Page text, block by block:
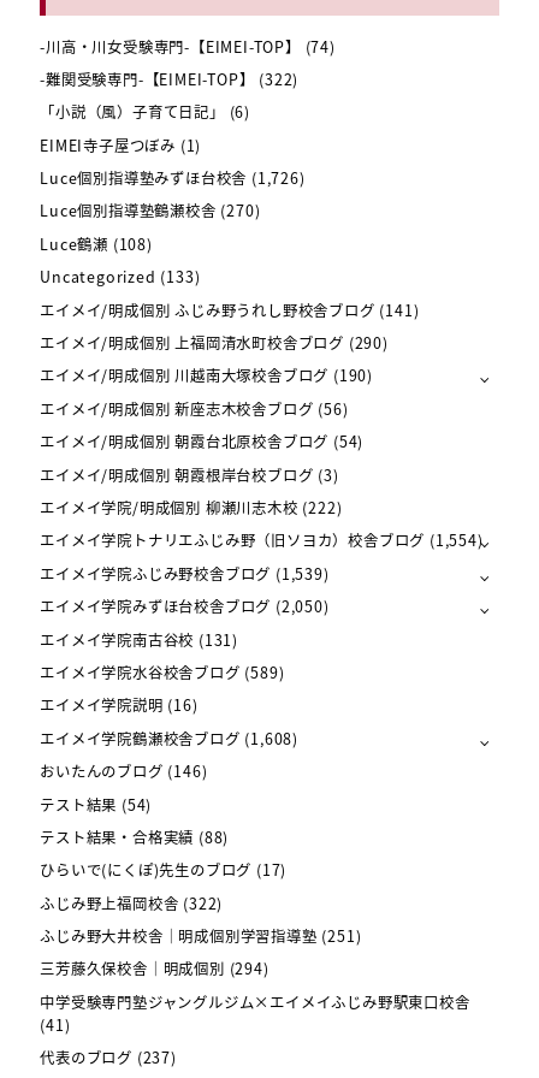
-川高・川女受験専門-【EIMEI-TOP】
(74)
-難関受験専門-【EIMEI-TOP】
(322)
「小説（風）子育て日記」
(6)
EIMEI寺子屋つぼみ (1)
Luce個別指導塾みずほ台校舎 (1,726)
Luce個別指導塾鶴瀬校舎 (270)
Luce鶴瀬 (108)
Uncategorized (133)
エイメイ/明成個別 ふじみ野うれし野校舎ブログ (141)
エイメイ/明成個別 上福岡清水町校舎ブログ (290)
エイメイ/明成個別 川越南大塚校舎ブログ (190)
エイメイ/明成個別 新座志木校舎ブログ (56)
エイメイ/明成個別 朝霞台北原校舎ブログ (54)
エイメイ/明成個別 朝霞根岸台校ブログ (3)
エイメイ学院/明成個別 柳瀬川志木校 (222)
エイメイ学院トナリエふじみ野（旧ソヨカ）校舎ブログ (1,554)
エイメイ学院ふじみ野校舎ブログ (1,539)
エイメイ学院みずほ台校舎ブログ (2,050)
エイメイ学院南古谷校 (131)
エイメイ学院水谷校舎ブログ (589)
エイメイ学院説明 (16)
エイメイ学院鶴瀬校舎ブログ (1,608)
おいたんのブログ (146)
テスト結果 (54)
テスト結果・合格実績 (88)
ひらいで(にくぽ)先生のブログ (17)
ふじみ野上福岡校舎 (322)
ふじみ野大井校舎｜明成個別学習指導塾 (251)
三芳藤久保校舎｜明成個別 (294)
中学受験専門塾ジャングルジム×エイメイふじみ野駅東口校舎
(41)
代表のブログ (237)